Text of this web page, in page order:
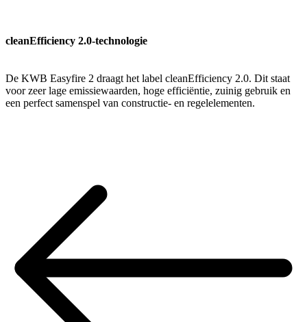
cleanEfficiency 2.0-technologie
De KWB Easyfire 2 draagt het label cleanEfficiency 2.0. Dit staat
voor zeer lage emissiewaarden, hoge efficiëntie, zuinig gebruik en
een perfect samenspel van constructie- en regelelementen.